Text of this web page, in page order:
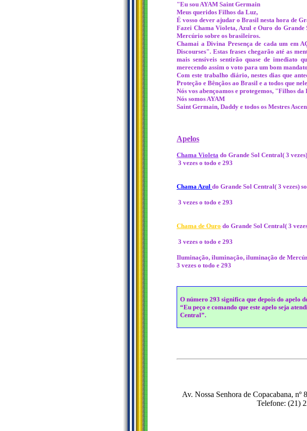
"Eu sou AYAM Saint Germain
Meus queridos Filhos da Luz,
É vosso dever ajudar o Brasil nesta hora de
Fazei Chama Violeta, Azul e Ouro do
Mercúrio sobre os brasileiros.
Chamai a Divina Presença de cada um em
Discourses". Estas frases chegarão até as
mais sensíveis sentirão quase de imediato
merecendo assim o voto para um bom
Com este trabalho diário, nestes dias que
Proteção e Bênçãos ao Brasil e a todos que
Nós vos abençoamos e protegemos, "Filhos
Nós somos AYAM
Saint Germain, Daddy e todos os Mestres
Apelos
Chama Violeta do Grande Sol Central( 3
3 vezes o todo e 293
Chama Azul do Grande Sol Central( 3 vezes)
3 vezes o todo e 293
Chama de Ouro do Grande Sol Central( 3
3 vezes o todo e 293
Iluminação, iluminação, iluminação de
3 vezes o todo e 293
O número 293 significa que depois do apelo
“Eu peço e comando que este apelo seja
Central”.
Av. Nossa Senhora de Copacabana,
Telefone: (21)